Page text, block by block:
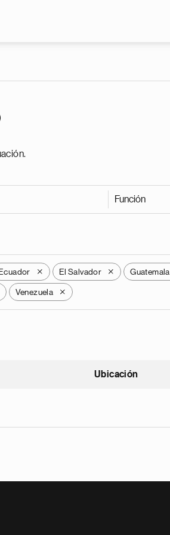
Función
Ecuador X El Salvador X Guatemala
Venezuela X
Ubicación